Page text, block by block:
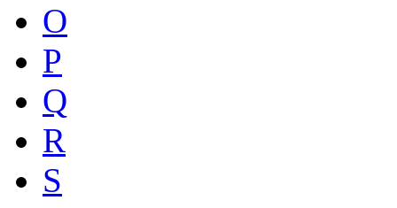
O
P
Q
R
S